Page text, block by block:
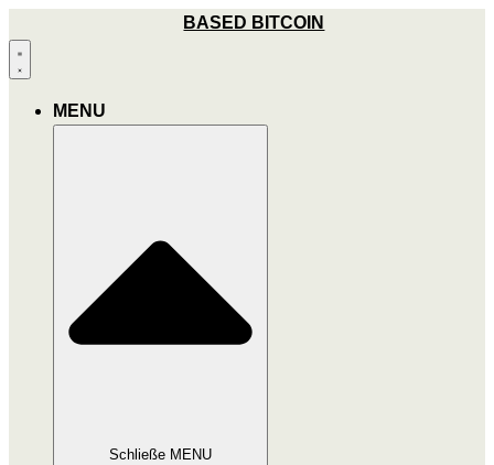
Inhalt
wechseln
BASED BITCOIN
MENU
Schließe MENU